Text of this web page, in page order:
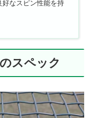
好なスピン性能を持
スペック